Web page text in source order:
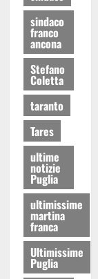
sindaco
franco
ancona
Stefano
Coletta
taranto
Tares
ultime
notizie
Puglia
ultimissime
martina
franca
Ultimissime
Puglia